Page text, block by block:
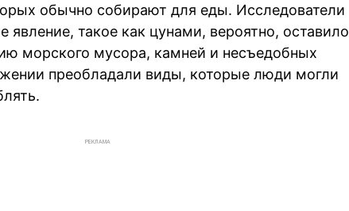
обычно собирают для еды. Исследователи
явление, такое как цунами, вероятно, оставило
морского мусора, камней и несъедобных
преобладали виды, которые люди могли
РЕКЛАМА